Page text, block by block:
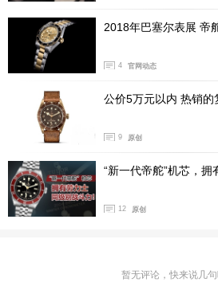
全新的碧湾陶瓷型腕表延续了
部分设计，搭配更加纤细的表冠
减至13.55毫米，虽然依然不算薄
上表耳的间距也进行了小幅调整，
谐舒适。
2018年巴塞尔表展 帝
4 官网动态
公价5万元以内 热销的
9 原创
“新一代帝舵”机芯，拥
12 原创
暂无评论，快来说几句